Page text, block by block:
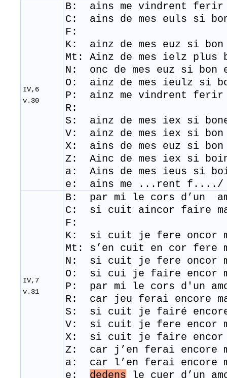
IV,6
v.30
B: ains me vindrent ferir
C: ains de mes euls si
F:
K: ainz de mes euz si
Mt: Ainz de mes ielz
N: onc de mes euz si
O: ainz de mes ieulz si
P: ainz me vindrent ferir
R:
S: ainz de mes iex si
​V: ainz de mes iex si
X: ains de mes euz si
Z: Ainc de mes iex si
a: Ains de mes ieus si
e: ains me ...rent
IV,7
v.31
B: par mi le cors d’un
C: si cuit aincor faire
F:
K: si cuit je fere oncor
Mt: s’en cuit en cor fere
N: si cuit je fere oncor
O: si cui je faire encor
​P: par mi le cors d'un
R: car jeu ferai encore
S: si cuit je fairé
V: si cuit je fere encor
X: si cuit je faire encor
Z: car j’en ferai encore
a: car l’en ferai encore
e: dedens le cuer d’un